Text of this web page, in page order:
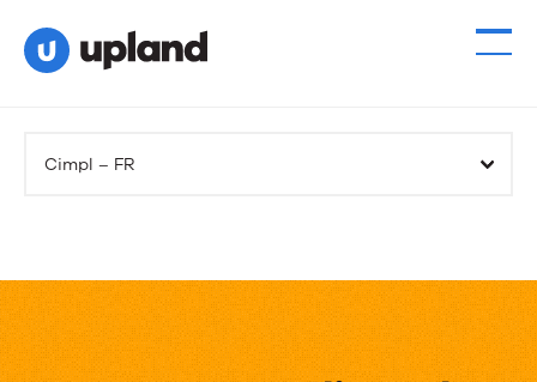
Cimpl – FR